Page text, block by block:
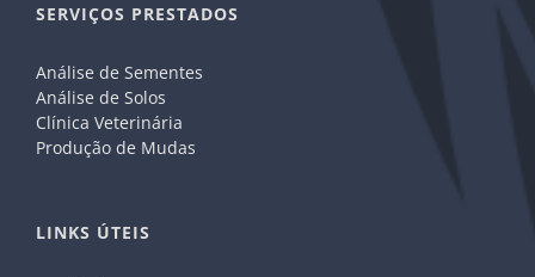
SERVIÇOS PRESTADOS
Análise de Sementes
Análise de Solos
Clínica Veterinária
Produção de Mudas
LINKS ÚTEIS